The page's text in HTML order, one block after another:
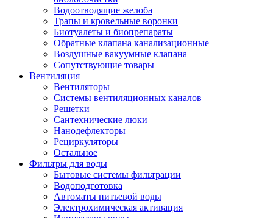
Водоотводящие желоба
Трапы и кровельные воронки
Биотуалеты и биопрепараты
Обратные клапана канализационные
Воздушные вакуумные клапана
Сопутствующие товары
Вентиляция
Вентиляторы
Системы вентиляционных каналов
Решетки
Сантехнические люки
Нанодефлекторы
Рециркуляторы
Остальное
Фильтры для воды
Бытовые системы фильтрации
Водоподготовка
Автоматы питьевой воды
Электрохимическая активация